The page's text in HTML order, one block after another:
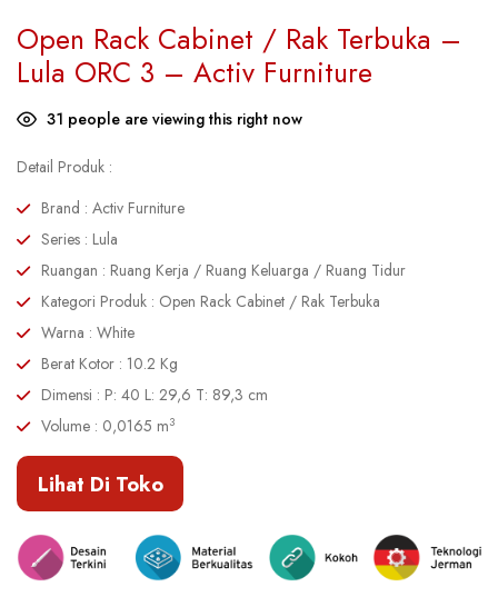
Open Rack Cabinet / Rak Terbuka –
Lula ORC 3 – Activ Furniture
31 people are viewing this right now
Detail Produk :
Brand : Activ Furniture
Series : Lula
Ruangan : Ruang Kerja / Ruang Keluarga / Ruang Tidur
Kategori Produk : Open Rack Cabinet / Rak Terbuka
Warna : White
Berat Kotor : 10.2 Kg
Dimensi : P: 40 L: 29,6 T: 89,3 cm
Volume : 0,0165 m3
Lihat Di Toko